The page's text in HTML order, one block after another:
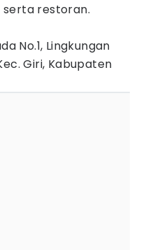
serta restoran.
No.1, Lingkungan
Giri, Kabupaten